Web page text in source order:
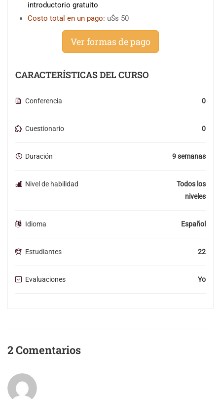
introductorio gratuito
Costo total en un pago: u$s 50
Ver formas de pago
CARACTERÍSTICAS DEL CURSO
Conferencia 0
Cuestionario 0
Duración 9 semanas
Nivel de habilidad
Todos los
niveles
Idioma Español
Estudiantes 22
Evaluaciones Yo
2 Comentarios